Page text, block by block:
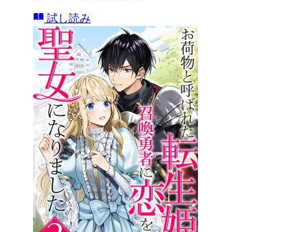
試し読み